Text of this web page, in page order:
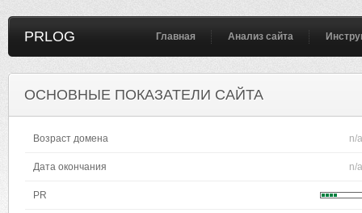
PRLOG Главная Анализ сайта
ОСНОВНЫЕ ПОКАЗАТЕЛИ САЙТА
Возраст домена n/a
Дата окончания n/a
PR